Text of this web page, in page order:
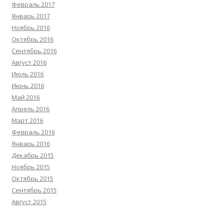
Февраль 2017
Январь 2017
Ноябрь 2016
Октябрь 2016
Сентябрь 2016
Август 2016
Июль 2016
Июнь 2016
Май 2016
Апрель 2016
Март 2016
Февраль 2016
Январь 2016
Декабрь 2015
Ноябрь 2015
Октябрь 2015
Сентябрь 2015
Август 2015